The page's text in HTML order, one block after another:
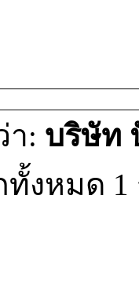
า: บริษัท
ทั้งหมด